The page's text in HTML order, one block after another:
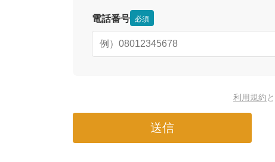
電話番号 必須
利用規約と
送信